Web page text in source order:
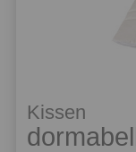
Kissen